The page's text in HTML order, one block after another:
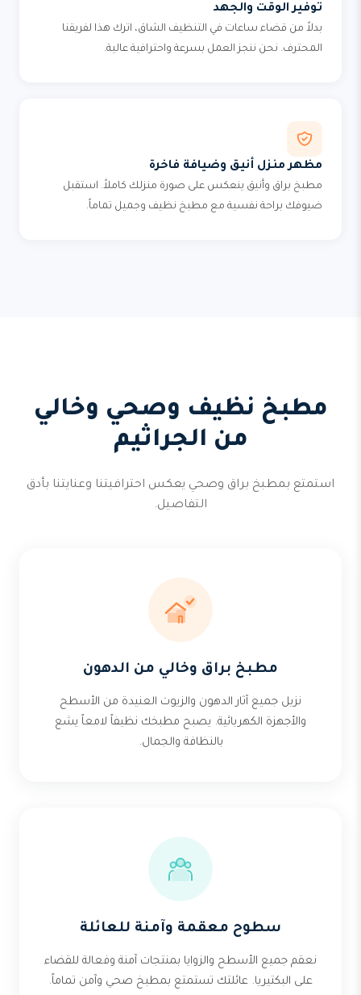
توفير الوقت والجهد
بدلاً من قضاء ساعات في التنظيف الشاق، اترك هذا لفريقنا
المحترف. نحن ننجز العمل بسرعة واحترافية عالية.
مظهر منزل أنيق وضيافة فاخرة
مطبخ براق وأنيق ينعكس على صورة منزلك كاملاً. استقبل
ضيوفك براحة نفسية مع مطبخ نظيف وجميل تماماً.
مطبخ نظيف وصحي وخالي
من الجراثيم
استمتع بمطبخ براق وصحي يعكس احترافيتنا وعنايتنا بأدق
التفاصيل.
مطبخ براق وخالي من الدهون
نزيل جميع آثار الدهون والزيوت العنيدة من الأسطح
والأجهزة الكهربائية. يصبح مطبخك نظيفاً لامعاً يشع
بالنظافة والجمال.
سطوح معقمة وآمنة للعائلة
نعقم جميع الأسطح والزوايا بمنتجات آمنة وفعالة للقضاء
على البكتيريا. عائلتك تستمتع بمطبخ صحي وآمن تماماً.